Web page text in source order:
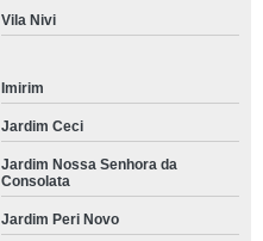
Vila Nivi
Imirim
Jardim Ceci
Jardim Nossa Senhora da
Consolata
Jardim Peri Novo